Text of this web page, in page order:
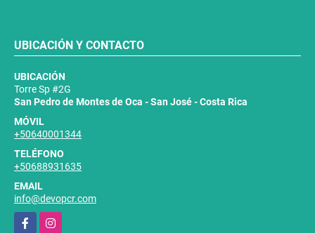
UBICACIÓN Y CONTACTO
UBICACIÓN
Torre Sp #2G
San Pedro de Montes de Oca - San José - Costa Rica
MÓVIL
+50640001344
TELÉFONO
+50688931635
EMAIL
info@devopcr.com
FacebookInstagram